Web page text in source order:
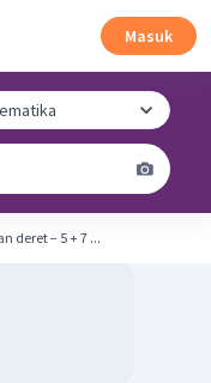
Masuk
deret − 5 + 7 ...